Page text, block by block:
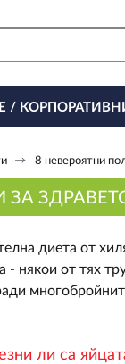
/
8 невероятни
ЗА
диета от
някои от тях
ли са